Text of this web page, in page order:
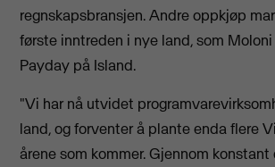
regnskapsbransjen. Andre oppkjøp
første inntreden i nye land, som
Payday på Island.
"Vi har nå utvidet
land, og forventer å plante enda flere
årene som kommer. Gjennom